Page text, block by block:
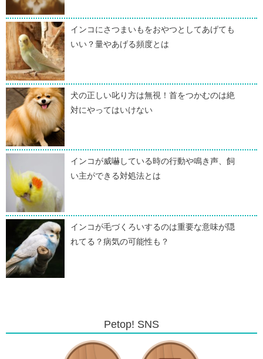
インコにさつまいもをおやつとしてあげても
いい？量やあげる頻度とは
犬の正しい叱り方は無視！首をつかむのは絶
対にやってはいけない
インコが威嚇している時の行動や鳴き声、飼
い主ができる対処法とは
インコが毛づくろいするのは重要な意味が隠
れてる？病気の可能性も？
Petop! SNS